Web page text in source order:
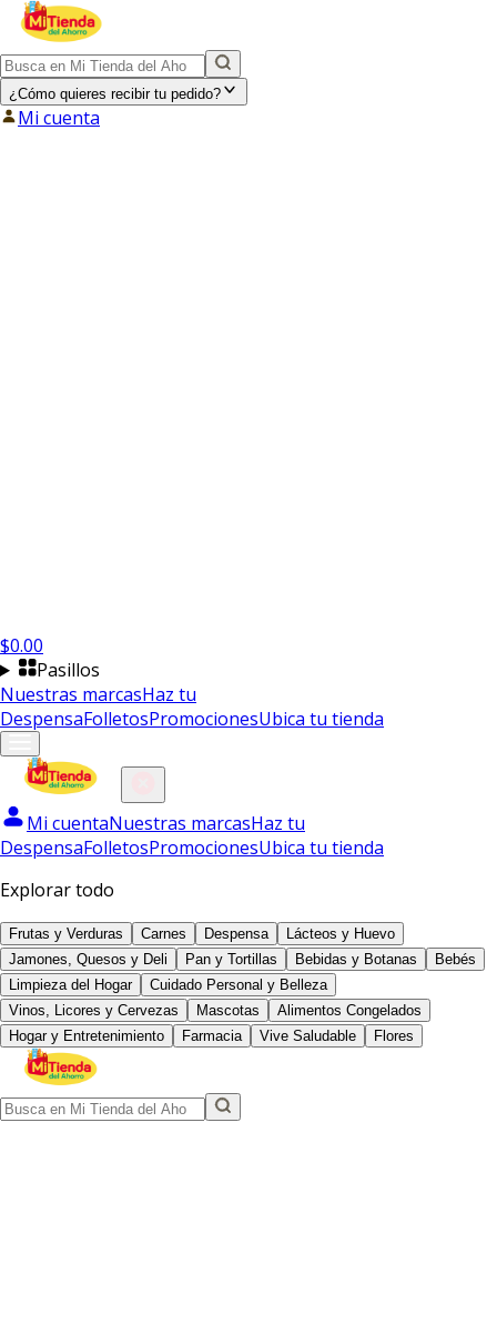
¿Cómo quieres recibir tu pedido?
Mi cuenta
$0.00
Pasillos
Nuestras marcasHaz tu
DespensaFolletosPromocionesUbica tu tienda
Mi cuentaNuestras marcasHaz tu
DespensaFolletosPromocionesUbica tu tienda
Explorar todo
Frutas y Verduras Carnes Despensa
Lácteos y Huevo
Jamones, Quesos y Deli
Pan y Tortillas Bebidas y Botanas
Bebés
Limpieza del Hogar
Cuidado Personal y Belleza
Vinos, Licores y Cervezas
Mascotas
Alimentos Congelados
Hogar y Entretenimiento
Farmacia Vive Saludable Flores